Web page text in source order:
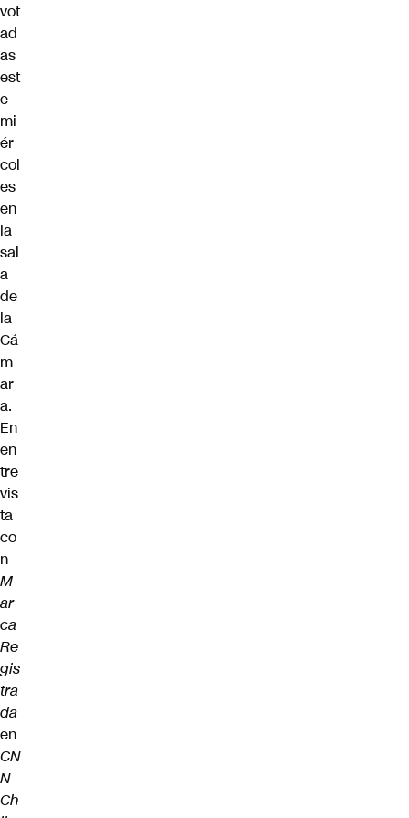
vot
ad
as
est
e
mi
ér
col
es
en
la
sal
a
de
la
Cá
m
ar
a.
En
en
tre
vis
ta
co
n
M
ar
ca
Re
gis
tra
da
en
CN
N
Ch